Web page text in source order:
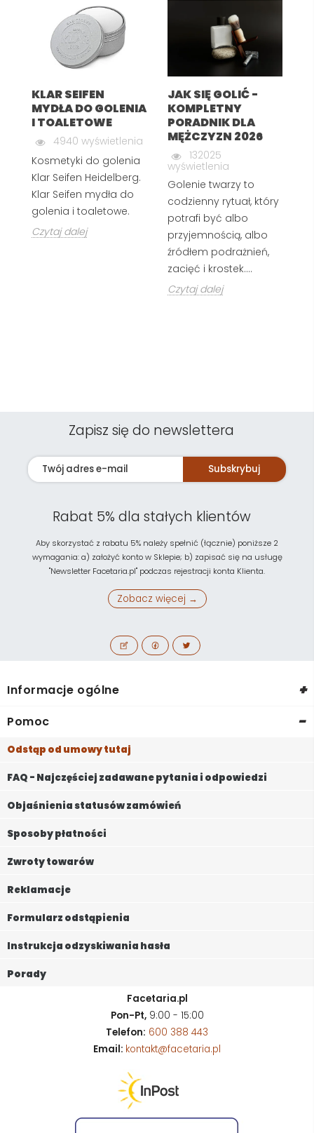
KLAR SEIFEN
MYDŁA DO GOLENIA
I TOALETOWE
4940 wyświetlenia
Kosmetyki do golenia
Klar Seifen Heidelberg.
Klar Seifen mydła do
golenia i toaletowe.
Czytaj dalej
JAK SIĘ GOLIĆ -
KOMPLETNY
PORADNIK DLA
MĘŻCZYZN 2026
132025
wyświetlenia
Golenie twarzy to
codzienny rytuał, który
potrafi być albo
przyjemnością, albo
źródłem podrażnień,
zacięć i krostek....
Czytaj dalej
Zapisz się do newslettera
Subskrybuj
Rabat 5% dla stałych klientów
Aby skorzystać z rabatu 5% należy spełnić (łącznie) poniższe 2
wymagania: a) założyć konto w Sklepie; b) zapisać się na usługę
"Newsletter Facetaria.pl" podczas rejestracji konta Klienta.
Zobacz więcej →
Informacje ogólne +
Pomoc -
Odstąp od umowy tutaj
FAQ - Najczęściej zadawane pytania i odpowiedzi
Objaśnienia statusów zamówień
Sposoby płatności
Zwroty towarów
Reklamacje
Formularz odstąpienia
Instrukcja odzyskiwania hasła
Porady
Facetaria.pl
Pon-Pt,9:00 - 15:00
Telefon: 600 388 443
Email: kontakt@facetaria.pl